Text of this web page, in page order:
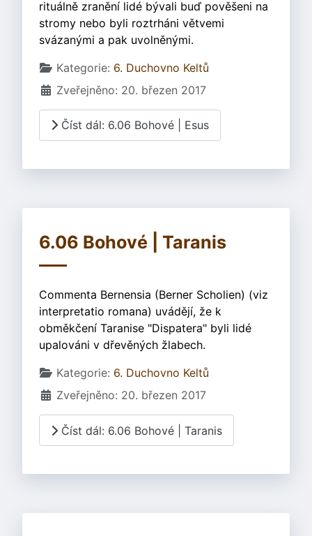
rituálně zranění lidé bývali buď pověšeni na
stromy nebo byli roztrháni větvemi
svázanými a pak uvolněnými.
Základní údaje
Kategorie: 6. Duchovno Keltů
Zveřejněno: 20. březen 2017
Číst dál: 6.06 Bohové | Esus
6.06 Bohové | Taranis
Commenta Bernensia (Berner Scholien) (viz
interpretatio romana) uvádějí, že k
obměkčení Taranise "Dispatera" byli lidé
upalováni v dřevěných žlabech.
Základní údaje
Kategorie: 6. Duchovno Keltů
Zveřejněno: 20. březen 2017
Číst dál: 6.06 Bohové | Taranis